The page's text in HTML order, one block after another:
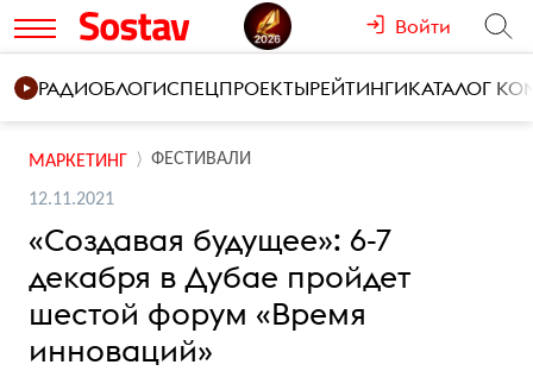
Войти
РАДИОБЛОГИСПЕЦПРОЕКТЫРЕЙТИНГИКАТАЛОГ
МАРКЕТИНГ ФЕСТИВАЛИ
12.11.2021
«Создавая будущее»: 6-7
декабря в Дубае пройдет
шестой форум «Время
инноваций»